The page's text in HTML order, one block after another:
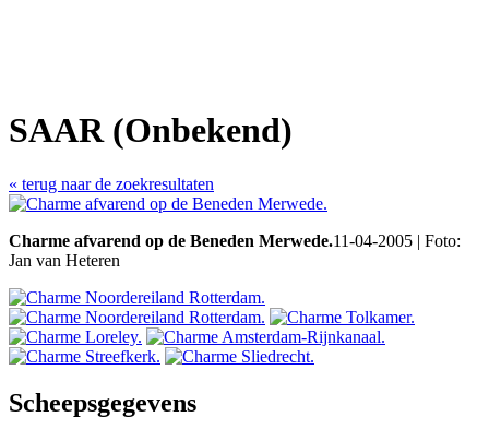
SAAR (Onbekend)
« terug naar de zoekresultaten
Charme afvarend op de Beneden Merwede.11-04-2005 | Foto:
Jan van Heteren
Scheepsgegevens